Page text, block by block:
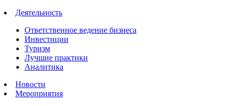
Деятельность
Ответственное ведение бизнеса
Инвестиции
Туризм
Лучшие практики
Аналитика
Новости
Мероприятия